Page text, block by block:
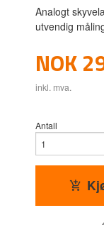
Analogt
utvendig
Pris
NOK
inkl. mva.
Antall